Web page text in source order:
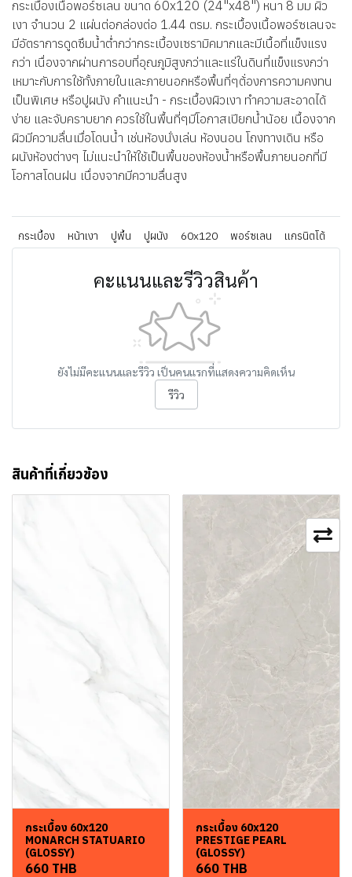
กระเบื้องเนื้อพอร์ซเลน ขนาด 60x120 (24"x48") หนา 8 มม ผิว
เงา จำนวน 2 แผ่นต่อกล่องต่อ 1.44 ตรม. กระเบื้องเนื้อพอร์ซเลนจะ
มีอัตราการดูดซึมน้ำต่ำกว่ากระเบื้องเซรามิคมากและมีเนื้อที่แข็งแรง
กว่า เนื่องจากผ่านการอบที่อุณภูมิสูงกว่าและแร่ในดินที่แข็งแรงกว่า
เหมาะกับการใช้ทั้งภายในและภายนอกหรือพื้นที่ๆต้่องการความคงทน
เป็นพิเศษ หรือปูผนัง คำแนะนำ - กระเบื้องผิวเงา ทำความสะอาดได้
ง่าย และจับคราบยาก ควรใช้ในพื้นที่ๆมีโอกาสเปียกน้ำน้อย เนื้องจาก
ผิวมีความลื่นเมื่อโดนน้ำ เช่นห้องนั่งเล่น ห้องนอน โถงทางเดิน หรือ
ผนังห้องต่างๆ ไม่แนะนำให้ใช้เป็นพื้นของห้องน้ำหรือพื้นภายนอกที่มี
โอกาสโดนฝน เนื่องจากมีความลื่นสูง
กระเบื้อง หน้าเงา ปูพื้น ปูผนัง 60x120 พอร์ซเลน แกรนิตโต้
คะแนนและรีวิวสินค้า
ยังไม่มีคะแนนและรีวิว เป็นคนแรกที่แสดงความคิดเห็น
รีวิว
สินค้าที่เกี่ยวข้อง
กระเบื้อง 60x120
MONARCH STATUARIO
(GLOSSY)
660 THB
กระเบื้อง 60x120
PRESTIGE PEARL
(GLOSSY)
660 THB